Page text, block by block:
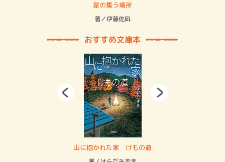
星の集う場所
著／伊藤佐凪
おすすめ文庫本
山に抱かれた家 けもの道